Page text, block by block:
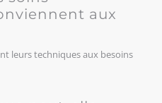
aux
leurs techniques aux besoins